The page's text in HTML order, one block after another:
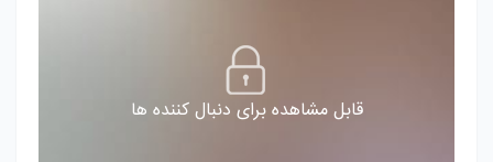
قابل مشاهده برای دنبال کننده ها